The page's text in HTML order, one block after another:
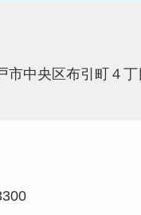
市中央区布引町４丁